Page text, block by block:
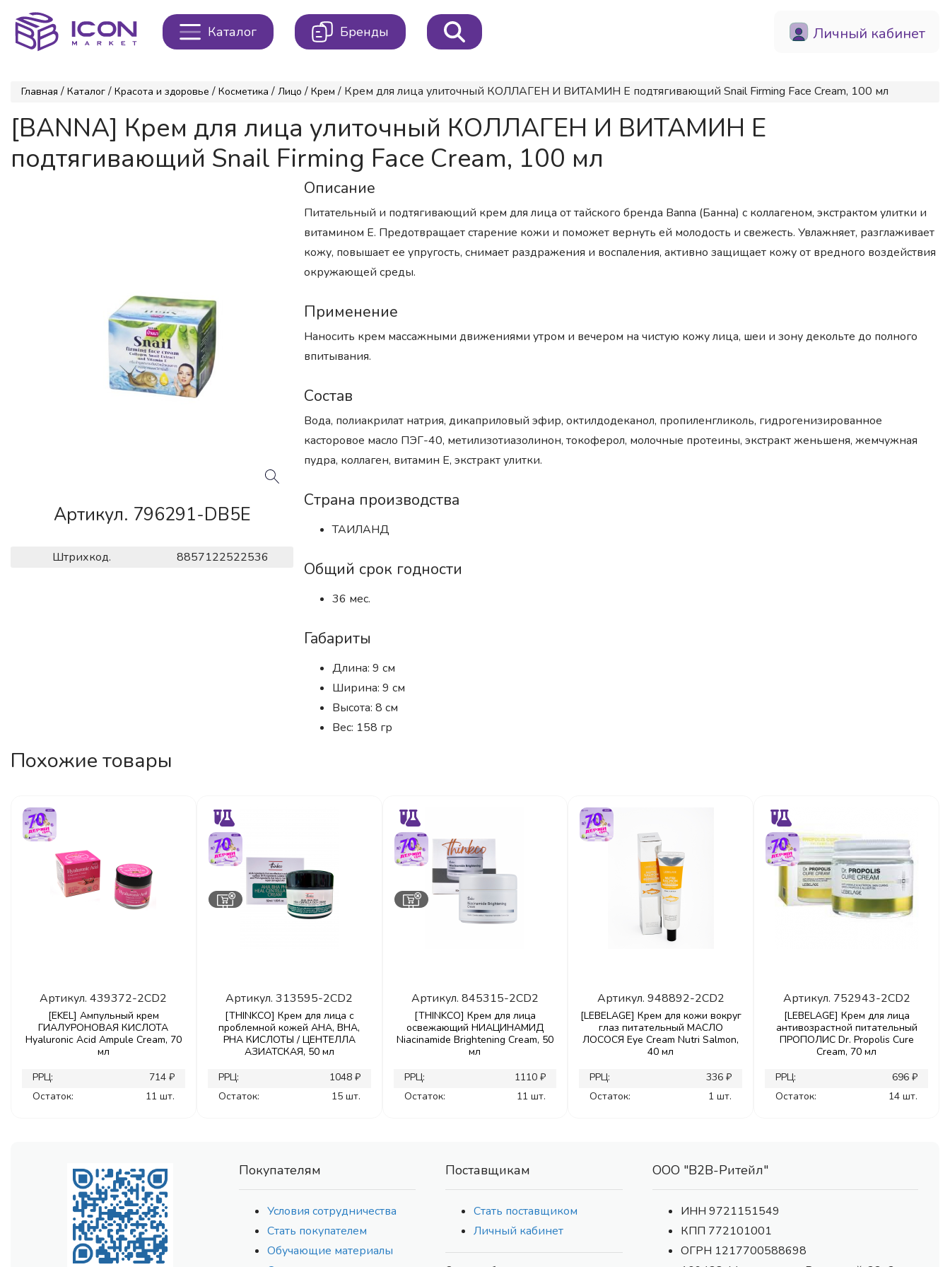
Каталог Бренды Личный кабинет
Главная / Каталог / Красота и здоровье / Косметика / Лицо / Крем / Крем для лица улиточный КОЛЛАГЕН И ВИТАМИН Е подтягивающий Snail Firming Face Cream, 100 мл
[BANNA] Крем для лица улиточный КОЛЛАГЕН И ВИТАМИН Е
подтягивающий Snail Firming Face Cream, 100 мл
Артикул. 796291-DB5E
Штрихкод. 8857122522536
Описание
Питательный и подтягивающий крем для лица от тайского бренда Banna (Банна) с коллагеном, экстрактом улитки и
витамином E. Предотвращает старение кожи и поможет вернуть ей молодость и свежесть. Увлажняет, разглаживает
кожу, повышает ее упругость, снимает раздражения и воспаления, активно защищает кожу от вредного воздействия
окружающей среды.
Применение
Наносить крем массажными движениями утром и вечером на чистую кожу лица, шеи и зону декольте до полного
впитывания.
Состав
Вода, полиакрилат натрия, дикаприловый эфир, октилдодеканол, пропиленгликоль, гидрогенизированное
касторовое масло ПЭГ-40, метилизотиазолинон, токоферол, молочные протеины, экстракт женьшеня, жемчужная
пудра, коллаген, витамин Е, экстракт улитки.
Страна производства
ТАИЛАНД
Общий срок годности
36 мес.
Габариты
Длина: 9 см
Ширина: 9 см
Высота: 8 см
Вес: 158 гр
Похожие товары
Артикул.439372-2CD2
[EKEL] Ампульный крем
ГИАЛУРОНОВАЯ КИСЛОТА
Hyaluronic Acid Ampule Cream, 70
мл
РРЦ:
714 ₽
Остаток:
11 шт.
Артикул.313595-2CD2
[THINKCO] Крем для лица с
проблемной кожей AHA, BHA,
PHA КИСЛОТЫ / ЦЕНТЕЛЛА
АЗИАТСКАЯ, 50 мл
РРЦ:
1048 ₽
Остаток:
15 шт.
Артикул. 845315-2CD2
[THINKCO] Крем для лица
освежающий НИАЦИНАМИД
Niacinamide Brightening Cream, 50
мл
РРЦ:
1110 ₽
Остаток:
11 шт.
Артикул. 948892-2CD2
[LEBELAGE] Крем для кожи вокруг
глаз питательный МАСЛО
ЛОСОСЯ Eye Cream Nutri Salmon,
40 мл
РРЦ:
336 ₽
Остаток:
1 шт.
Артикул. 752943-2CD2
[LEBELAGE] Крем для лица
антивозрастной питательный
ПРОПОЛИС Dr. Propolis Cure
Cream, 70 мл
РРЦ:
696 ₽
Остаток:
14 шт.
Покупателям
Условия сотрудничества
Стать покупателем
Обучающие материалы
Поставщикам
Стать поставщиком
Личный кабинет
ООО "В2В-Ритейл"
ИНН 9721151549
КПП 772101001
ОГРН 1217700588698